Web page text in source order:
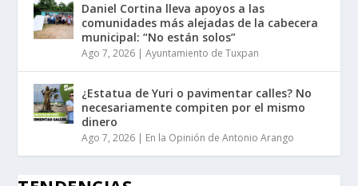
Daniel Cortina lleva apoyos a las
comunidades más alejadas de la cabecera
municipal: “No están solos”
Ago 7, 2026 |Ayuntamiento de Tuxpan
¿Estatua de Yuri o pavimentar calles? No
necesariamente compiten por el mismo
dinero
Ago 7, 2026 | En la Opinión de Antonio Arango